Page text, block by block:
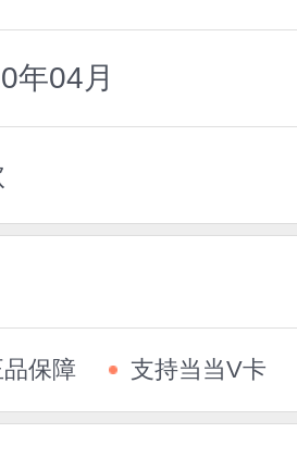
年04月
品保障 支持当当V卡